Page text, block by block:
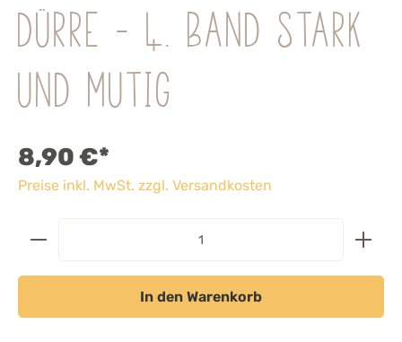
Dürre - 4. Band stark
und mutig
8,90 €*
Preise inkl. MwSt. zzgl. Versandkosten
In den Warenkorb